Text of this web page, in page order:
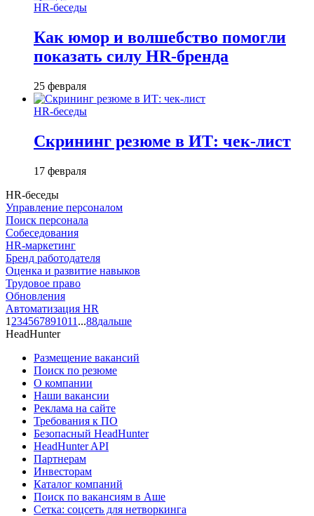
HR-беседы
Как юмор и волшебство помогли
показать силу HR-бренда
25 февраля
HR-беседы
Скрининг резюме в ИТ: чек-лист
17 февраля
HR-беседы
Управление персоналом
Поиск персонала
Собеседования
HR-маркетинг
Бренд работодателя
Оценка и развитие навыков
Трудовое право
Обновления
Автоматизация HR
1 234567891011 ...88дальше
HeadHunter
Размещение вакансий
Поиск по резюме
О компании
Наши вакансии
Реклама на сайте
Требования к ПО
Безопасный HeadHunter
HeadHunter API
Партнерам
Инвесторам
Каталог компаний
Поиск по вакансиям в Аше
Сетка: соцсеть для нетворкинга